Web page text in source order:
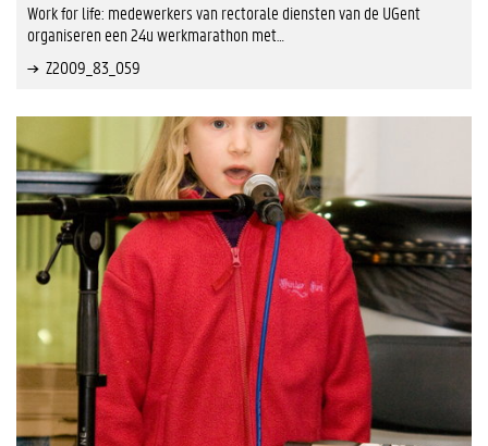
Work for life: medewerkers van rectorale diensten van de UGent
organiseren een 24u werkmarathon met…
Z2009_83_059